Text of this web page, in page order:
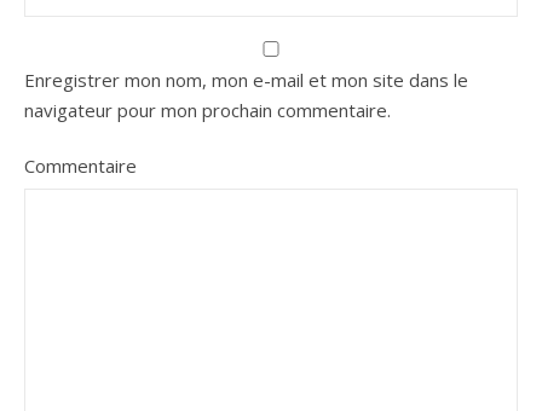
Enregistrer mon nom, mon e-mail et mon site dans le
navigateur pour mon prochain commentaire.
Commentaire